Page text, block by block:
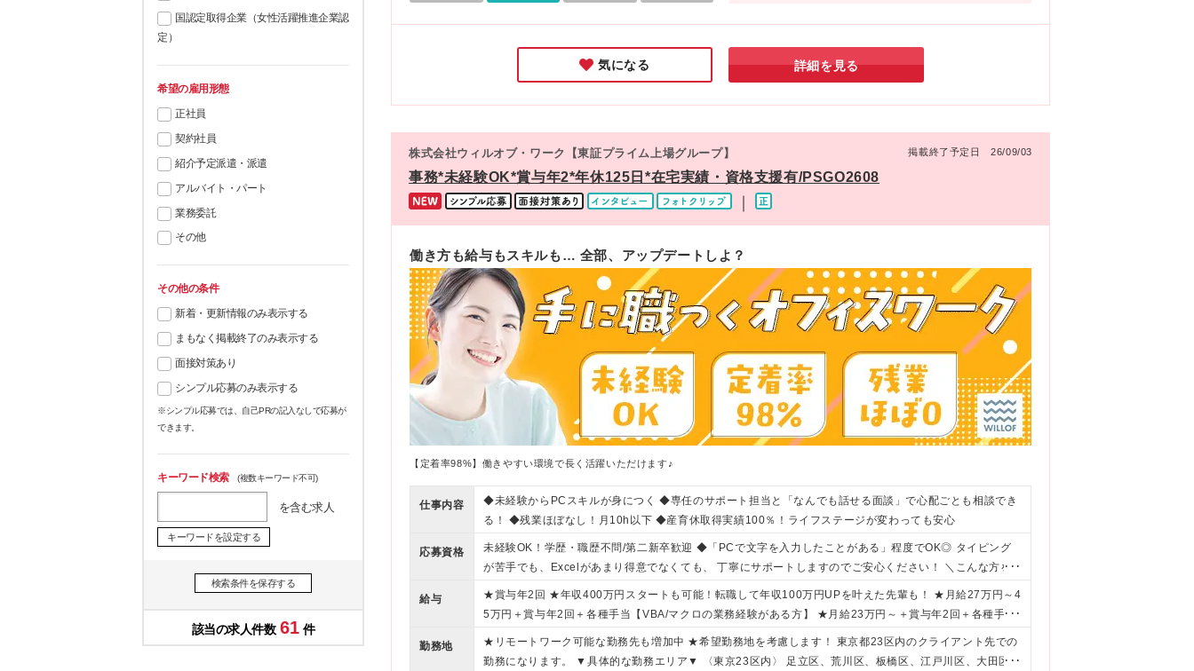
国認定取得企業（女性活躍推進企業認
定）
希望の雇用形態
正社員
契約社員
紹介予定派遣・派遣
アルバイト・パート
業務委託
その他
その他の条件
新着・更新情報のみ表示する
まもなく掲載終了のみ表示する
面接対策あり
シンプル応募のみ表示する
※シンプル応募では、自己PRの記入なしで応募が
できます。
キーワード検索(複数キーワード不可)
を含む求人
キーワードを設定する
検索条件を保存する
61
方、適性を知りたい方にとって、ランスタッドは心強い味方
となってくれるはずです！
気になる 詳細を見る
株式会社ウィルオブ・ワーク【東証プライム上場グループ】 掲載終了予定日 26/09/03
事務*未経験OK*賞与年2*年休125日*在宅実績・資格支援有/PSGO2608
働き方も給与もスキルも… 全部、アップデートしよ？
【定着率98%】働きやすい環境で長く活躍いただけます♪
仕事内容
◆未経験からPCスキルが身につく ◆専任のサポート担当と「なんでも話せる面談」で心配ごとも相談でき
る！ ◆残業ほぼなし！月10h以下 ◆産育休取得実績100％！ライフステージが変わっても安心
応募資格
未経験OK！学歴・職歴不問/第二新卒歓迎 ◆「PCで文字を入力したことがある」程度でOK◎ タイピング
が苦手でも、Excelがあまり得意でなくても、 丁寧にサポートしますのでご安心ください！ ＼こんな方を
歓迎します♪／ ・安定企業で腰を据えて働きたい方 ・プライベート重視で働きたい方 ・誰かのサポートを
することが好きな方
給与
★賞与年2回 ★年収400万円スタートも可能！転職して年収100万円UPを叶えた先輩も！ ★月給27万円～4
5万円＋賞与年2回＋各種手当【VBA/マクロの業務経験がある方】 ★月給23万円～＋賞与年2回＋各種手当
【事務未経験の方】 ----------------------- ※年齢・スキル・経験を考慮しスタート時の給与を決定します ※
試用期間6ヵ月(期間中は雇用形態・給与・待遇に差異はありません) ※残業代は別途全額支給します
勤務地
★リモートワーク可能な勤務先も増加中 ★希望勤務地を考慮します！ 東京都23区内のクライアント先での
勤務になります。 ▼具体的な勤務エリア▼ 〈東京23区内〉 足立区、荒川区、板橋区、江戸川区、大田区、